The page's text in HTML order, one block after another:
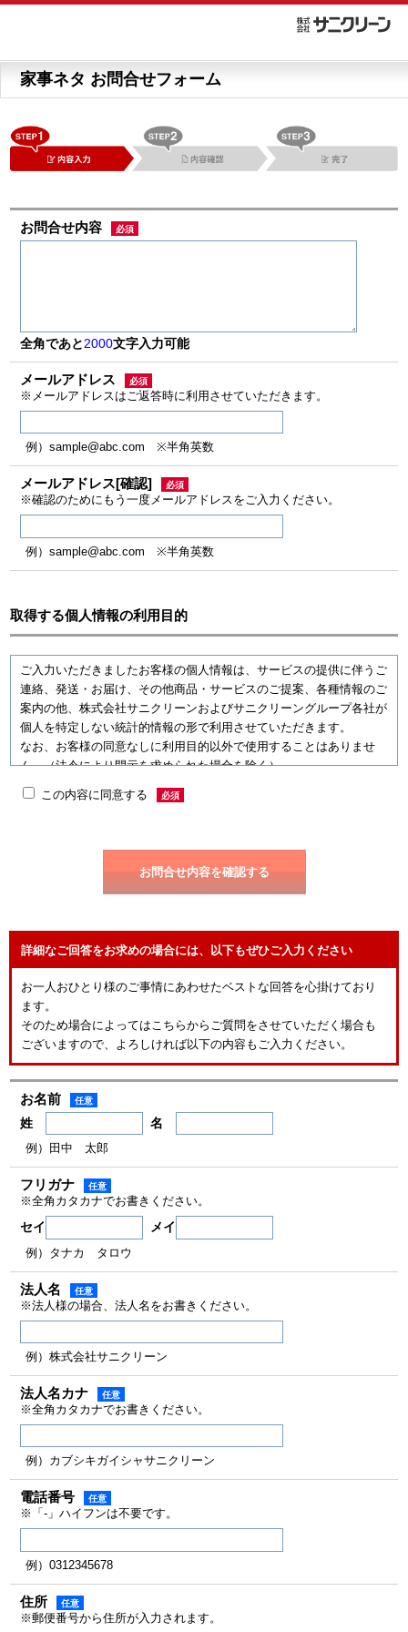
家事ネタ お問合せフォーム
お問合せ内容 必須
全角であと2000文字入力可能
メールアドレス 必須
※メールアドレスはご返答時に利用させていただきます。
例）sample@abc.com ※半角英数
メールアドレス[確認] 必須
※確認のためにもう一度メールアドレスをご入力ください。
例）sample@abc.com ※半角英数
取得する個人情報の利用目的
ご入力いただきましたお客様の個人情報は、サービスの提供に伴うご
連絡、発送・お届け、その他商品・サービスのご提案、各種情報のご
案内の他、株式会社サニクリーンおよびサニクリーングループ各社が
個人を特定しない統計的情報の形で利用させていただきます。
なお、お客様の同意なしに利用目的以外で使用することはありませ
ん。（法令により開示を求められた場合を除く）。
当社の個人情報保護方針はこちら
（https://www.sanikleen.co.jp/privacy
この内容に同意する 必須
詳細なご回答をお求めの場合には、以下もぜひご入力ください
お一人おひとり様のご事情にあわせたベストな回答を心掛けており
ます。
そのため場合によってはこちらからご質問をさせていただく場合も
ございますので、よろしければ以下の内容もご入力ください。
お名前 任意
姓 名
例）田中 太郎
フリガナ 任意
※全角カタカナでお書きください。
セイ メイ
例）タナカ タロウ
法人名 任意
※法人様の場合、法人名をお書きください。
例）株式会社サニクリーン
法人名カナ 任意
※全角カタカナでお書きください。
例）カブシキガイシャサニクリーン
電話番号 任意
※「-」ハイフンは不要です。
例）0312345678
住所 任意
※郵便番号から住所が入力されます。